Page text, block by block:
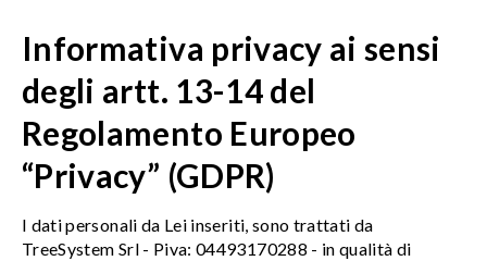
Informativa privacy ai sensi
degli artt. 13-14 del
Regolamento Europeo
“Privacy” (GDPR)
I dati personali da Lei inseriti, sono trattati da
TreeSystem Srl - Piva: 04493170288 - in qualità di